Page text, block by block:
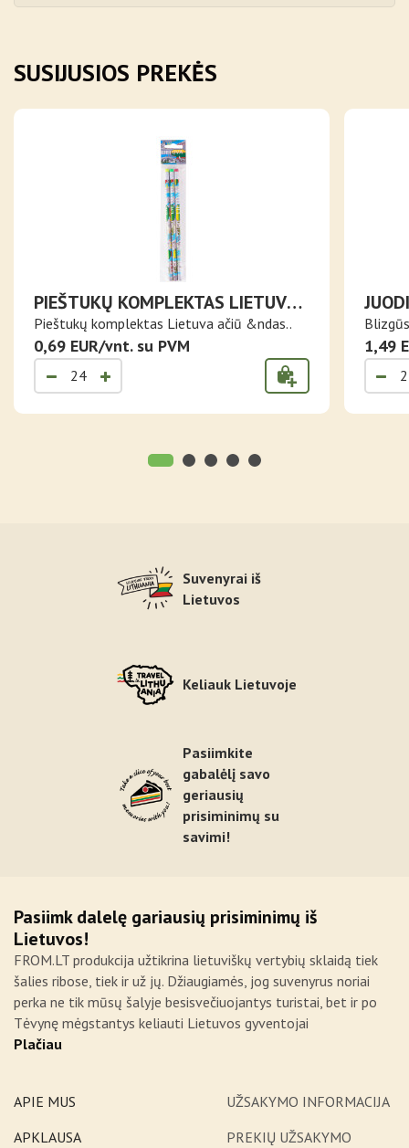
SUSIJUSIOS PREKĖS
PIEŠTUKŲ KOMPLEKTAS LIETUVA
AČIŪ
Pieštukų komplektas Lietuva ačiū &ndas..
0,69 EUR/vnt. su PVM 1,49
Suvenyrai iš
Lietuvos
Keliauk Lietuvoje
Pasiimkite
gabalėlį savo
geriausių
prisiminimų su
savimi!
Pasiimk dalelę gariausių prisiminimų iš
Lietuvos!
FROM.LT produkcija užtikrina lietuviškų vertybių sklaidą tiek
šalies ribose, tiek ir už jų. Džiaugiamės, jog suvenyrus noriai
perka ne tik mūsų šalyje besisvečiuojantys turistai, bet ir po
Tėvynę mėgstantys keliauti Lietuvos gyventojai
Plačiau
APIE MUS
APKLAUSA
UŽSAKYMO INFORMACIJA
PREKIŲ UŽSAKYMO